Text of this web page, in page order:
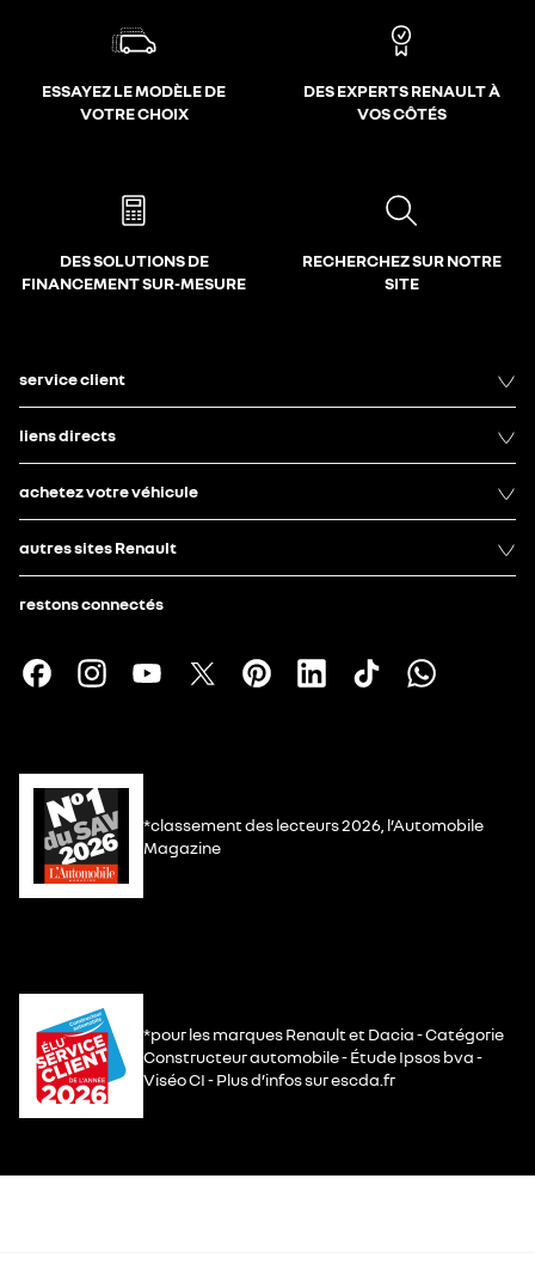
ESSAYEZ LE MODÈLE DE
VOTRE CHOIX
DES EXPERTS RENAULT À
VOS CÔTÉS
DES SOLUTIONS DE
FINANCEMENT SUR-MESURE
RECHERCHEZ SUR NOTRE
SITE
service client
liens directs
achetez votre véhicule
autres sites Renault
restons connectés
*classement des lecteurs 2026, l’Automobile
Magazine
*pour les marques Renault et Dacia - Catégorie
Constructeur automobile - Étude Ipsos bva -
Viséo CI - Plus d’infos sur escda.fr